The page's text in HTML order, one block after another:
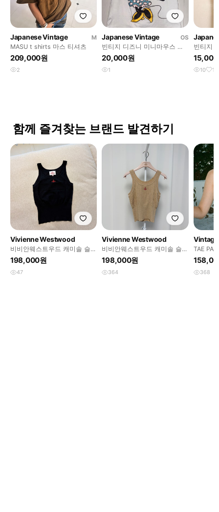
Japanese Vintage
M
MASU t shirts 마스 티셔츠
209,000원
2
Japanese Vintage
OS
빈티지 디즈니 미니마우스 나
시 슬리브리스
20,000원
1
빈티지
대장 핀
10 1
함께 즐겨찾는 브랜드 발견하기
Vivienne Westwood
비비안웨스트우드 캐미솔 슬리
브리스 나시
198,000원
47
Vivienne Westwood
비비안웨스트우드 캐미솔 슬리
브리스 나시
198,000원
364
Vintage
TAE
탑
368